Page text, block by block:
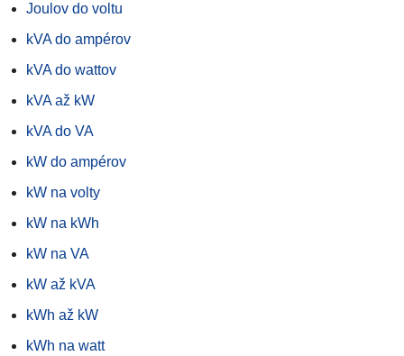
Joulov do voltu
kVA do ampérov
kVA do wattov
kVA až kW
kVA do VA
kW do ampérov
kW na volty
kW na kWh
kW na VA
kW až kVA
kWh až kW
kWh na watt